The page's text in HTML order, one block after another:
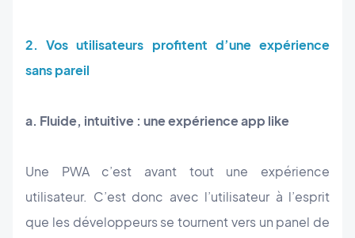
2. Vos utilisateurs profitent d’une expérience
sans pareil
a. Fluide, intuitive : une expérience app like
Une PWA c’est avant tout une expérience
utilisateur. C’est donc avec l’utilisateur à l’esprit
que les développeurs se tournent vers un panel de